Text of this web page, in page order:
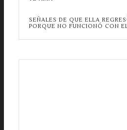
SEÑALES DE QUE ELLA
PORQUE NO FUNCIONÓ CON